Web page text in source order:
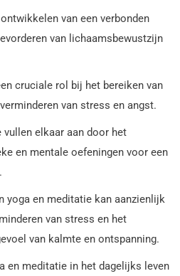
van een verbonden
van lichaamsbewustzijn
cruciale rol bij het bereiken van
van stress en angst.
vullen elkaar aan door het
en mentale oefeningen voor een
yoga en meditatie kan aanzienlijk
van stress en het
van kalmte en ontspanning.
en meditatie in het dagelijks leven